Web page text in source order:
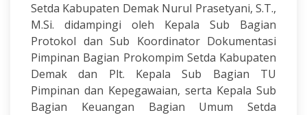
Setda Kabupaten Demak Nurul Prasetyani, S.T.,
M.Si. didampingi oleh Kepala Sub Bagian
Protokol dan Sub Koordinator Dokumentasi
Pimpinan Bagian Prokompim Setda Kabupaten
Demak dan Plt. Kepala Sub Bagian TU
Pimpinan dan Kepegawaian, serta Kepala Sub
Bagian Keuangan Bagian Umum Setda